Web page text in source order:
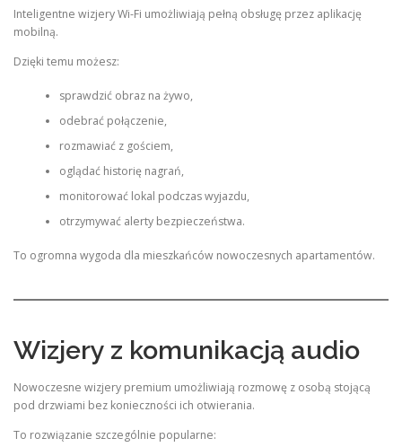
Inteligentne wizjery Wi-Fi umożliwiają pełną obsługę przez aplikację
mobilną.
Dzięki temu możesz:
sprawdzić obraz na żywo,
odebrać połączenie,
rozmawiać z gościem,
oglądać historię nagrań,
monitorować lokal podczas wyjazdu,
otrzymywać alerty bezpieczeństwa.
To ogromna wygoda dla mieszkańców nowoczesnych apartamentów.
Wizjery z komunikacją audio
Nowoczesne wizjery premium umożliwiają rozmowę z osobą stojącą
pod drzwiami bez konieczności ich otwierania.
To rozwiązanie szczególnie popularne: